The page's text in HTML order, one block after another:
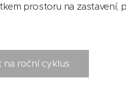
prostoru na zastavení,
na roční cyklus